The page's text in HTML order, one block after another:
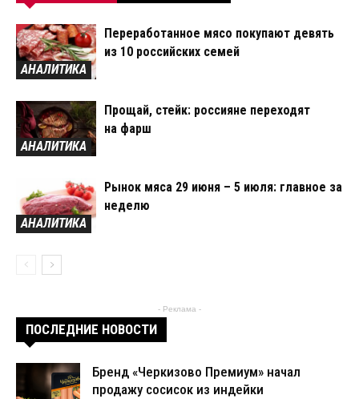
АНАЛИТИКА
Переработанное мясо покупают девять
из 10 российских семей
АНАЛИТИКА
Прощай, стейк: россияне переходят
на фарш
АНАЛИТИКА
Рынок мяса 29 июня – 5 июля: главное за
неделю
- Реклама -
ПОСЛЕДНИЕ НОВОСТИ
Бренд «Черкизово Премиум» начал
продажу сосисок из индейки